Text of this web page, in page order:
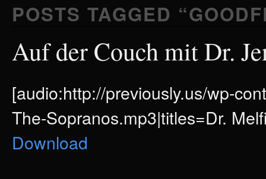
POSTS TAGGED “
Auf der Couch mit Dr.
[audio:http://previously.us/wp-
The-Sopranos.mp3|titles=Dr.
Download